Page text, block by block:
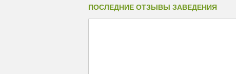
ПОСЛЕДНИЕ ОТЗЫВЫ ЗАВЕДЕНИЯ